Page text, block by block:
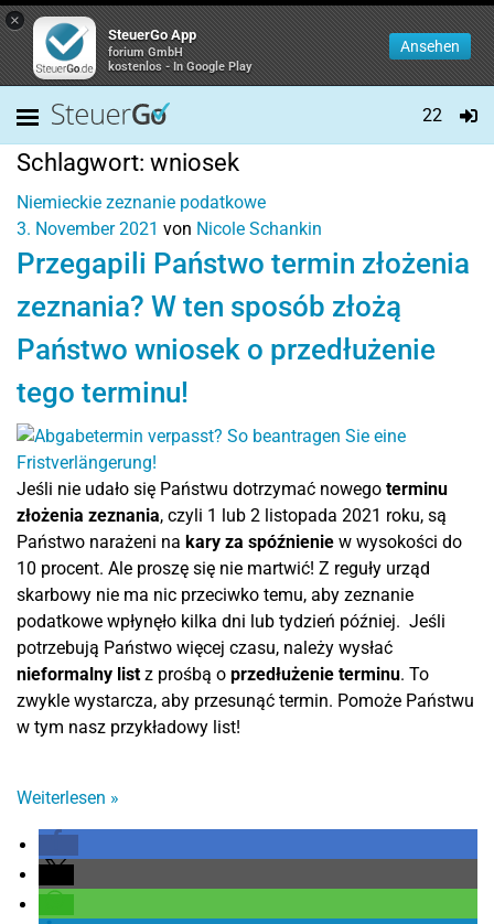
×
SteuerGo App
forium GmbH
kostenlos - In Google Play
Ansehen
22
Schlagwort: wniosek
Niemieckie zeznanie podatkowe
3. November 2021 von Nicole Schankin
Przegapili Państwo termin złożenia
zeznania? W ten sposób złożą
Państwo wniosek o przedłużenie
tego terminu!
Jeśli nie udało się Państwu dotrzymać nowego terminu
złożenia zeznania, czyli 1 lub 2 listopada 2021 roku, są
Państwo narażeni na kary za spóźnienie w wysokości do
10 procent. Ale proszę się nie martwić! Z reguły urząd
skarbowy nie ma nic przeciwko temu, aby zeznanie
podatkowe wpłynęło kilka dni lub tydzień później. Jeśli
potrzebują Państwo więcej czasu, należy wysłać
nieformalny listz prośbą o przedłużenie terminu. To
zwykle wystarcza, aby przesunąć termin. Pomoże Państwu
w tym nasz przykładowy list!
Weiterlesen »